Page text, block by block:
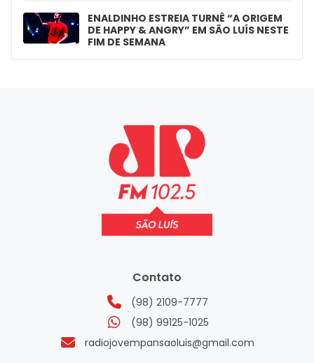
ENALDINHO ESTREIA TURNÊ “A ORIGEM
DE HAPPY & ANGRY” EM SÃO LUÍS NESTE
FIM DE SEMANA
Contato
(98) 2109-7777
(98) 99125-1025
radiojovempansaoluis@gmail.com